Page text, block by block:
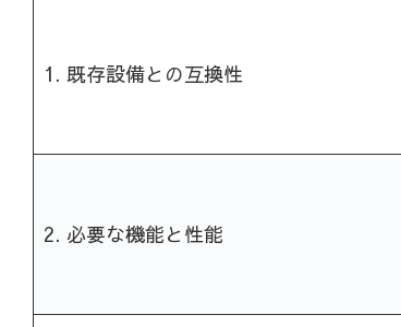
1. 既存設備との互換性
2. 必要な機能と性能